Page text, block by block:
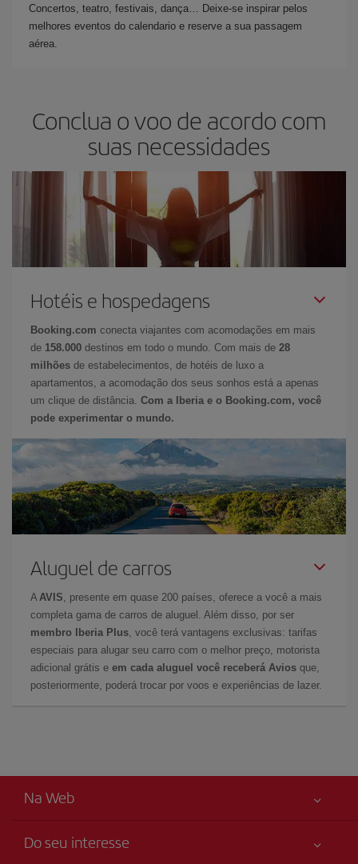
Concertos, teatro, festivais, dança… Deixe-se inspirar pelos
melhores eventos do calendario e reserve a sua passagem
aérea.
Conclua o voo de acordo com
suas necessidades
Hotéis e hospedagens
Booking.com conecta viajantes com acomodações em mais
de 158.000 destinos em todo o mundo. Com mais de 28
milhões de estabelecimentos, de hotéis de luxo a
apartamentos, a acomodação dos seus sonhos está a apenas
um clique de distância. Com a Iberia e o Booking.com, você
pode experimentar o mundo.
Aluguel de carros
A AVIS , presente em quase 200 países, oferece a você a mais
completa gama de carros de aluguel. Além disso, por ser
membro Iberia Plus , você terá vantagens exclusivas: tarifas
especiais para alugar seu carro com o melhor preço, motorista
adicional grátis e em cada aluguel você receberá Avios que,
posteriormente, poderá trocar por voos e experiências de lazer.
Na Web
Do seu interesse